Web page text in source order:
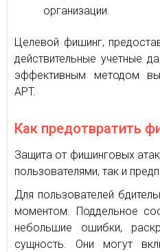
организации.
Целевой фишинг,
действительные учетные
эффективным методом
APT.
Как предотвратить
Защита от фишинговых
пользователями, так и
Для пользователей
моментом. Поддельное
небольшие ошибки,
сущность. Они могут